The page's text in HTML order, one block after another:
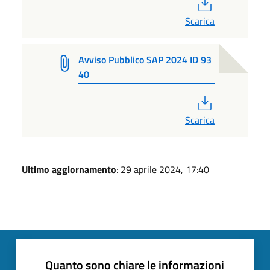
Scarica
Avviso Pubblico SAP 2024 ID 93
40
Scarica
Ultimo aggiornamento: 29 aprile 2024, 17:40
Quanto sono chiare le informazioni